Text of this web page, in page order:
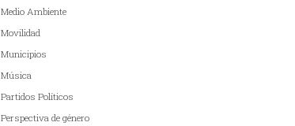
Medio Ambiente
Movilidad
Municipios
Música
Partidos Políticos
Perspectiva de género